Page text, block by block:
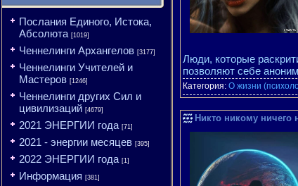
Послания Единого, Истока,
Абсолюта [1019]
Ченнелинги Архангелов [3177]
Ченнелинги Учителей и
Мастеров [1246]
Ченнелинги других Сил и
цивилизаций [4679]
2021 ЭНЕРГИИ года [71]
2021 - энергии месяцев [395]
2022 ЭНЕРГИИ года [1]
Информация [381]
Люди, которые
позволяют себе
Категория: О жизни
Никто никому ничего